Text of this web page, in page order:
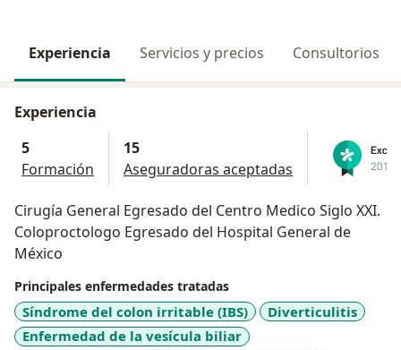
Experiencia Servicios y precios Consultorios
Experiencia
5
Formación
15
Aseguradoras aceptadas
Cirugía General Egresado del Centro Medico Siglo XXI.
Coloproctologo Egresado del Hospital General de
México
Principales enfermedades tratadas
Síndrome del colon irritable (IBS)
Diverticulitis
Enfermedad de la vesícula biliar